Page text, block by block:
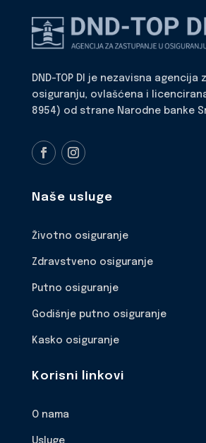
DND-TOP DI je nezavisna agencija
osiguranju, ovlašćena i
8954) od strane Narodne banke
Naše usluge
Životno osiguranje
Zdravstveno osiguranje
Putno osiguranje
Godišnje putno osiguranje
Kasko osiguranje
Korisni linkovi
O nama
Usluge